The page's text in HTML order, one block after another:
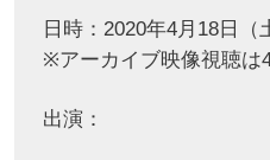
日時：2020年4月18日（
※アーカイブ映像視聴は
出演：